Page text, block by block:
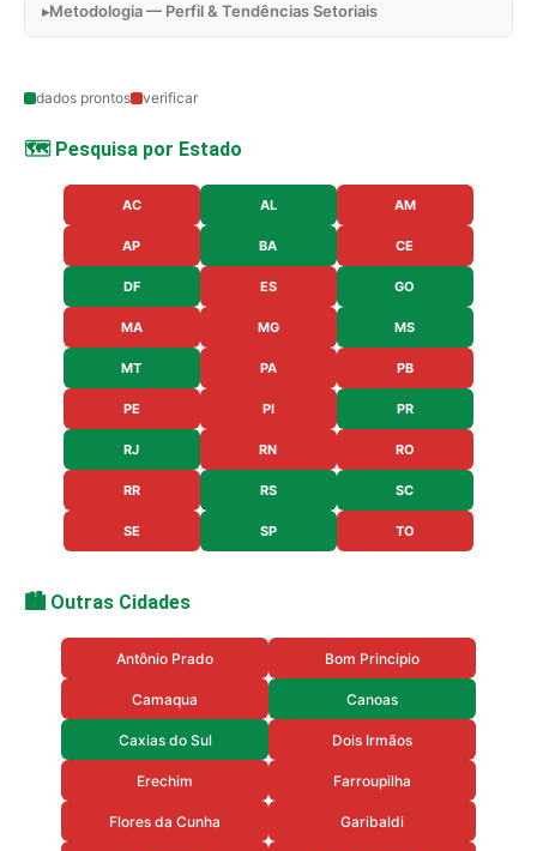
Metodologia — Perfil & Tendências Setoriais
dados prontos verificar
🗺️ Pesquisa por Estado
AC AL AM
AP BA CE
DF ES GO
MA MG MS
MT PA PB
PE PI PR
RJ RN RO
RR RS SC
SE SP TO
🏙️ Outras Cidades
Antônio Prado Bom Principio
Camaqua Canoas
Caxias do Sul Dois Irmãos
Erechim Farroupilha
Flores da Cunha Garibaldi